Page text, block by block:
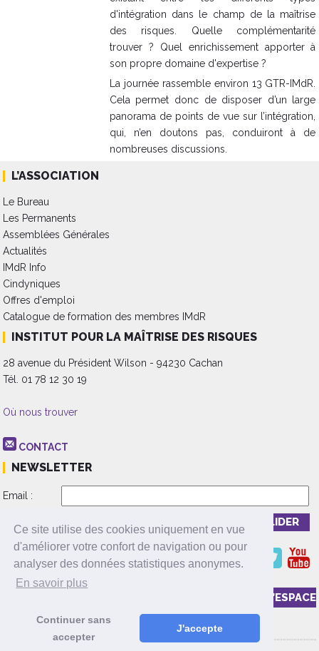
Ce site utilise des cookies uniquement en vue
d'améliorer votre confort de navigation ou pour
analyser des données statistiques anonymes.
En savoir plus
Continuer sans
accepter
J'accepte
d'intégration dans le champ de la maîtrise
des risques. Quelle complémentarité
trouver ? Quel enrichissement apporter à
son propre domaine d'expertise ?
La journée rassemble environ 13 GTR-IMdR.
Cela permet donc de disposer d’un large
panorama de points de vue sur l’intégration,
qui, n’en doutons pas, conduiront à de
nombreuses discussions.
L’ASSOCIATION
Le Bureau
Les Permanents
Assemblées Générales
Actualités
IMdR Info
Cindyniques
Offres d'emploi
Catalogue de formation des membres IMdR
INSTITUT POUR LA MAÎTRISE DES RISQUES
28 avenue du Président Wilson - 94230 Cachan
Tél. 01 78 12 30 19
Où nous trouver
CONTACT
NEWSLETTER
Email :
ACCÉDER À L’ESPACE
PRIVÉ